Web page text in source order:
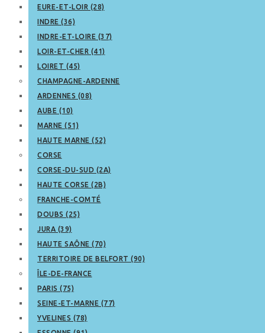
EURE-ET-LOIR (28)
INDRE (36)
INDRE-ET-LOIRE (37)
LOIR-ET-CHER (41)
LOIRET (45)
CHAMPAGNE-ARDENNE
ARDENNES (08)
AUBE (10)
MARNE (51)
HAUTE MARNE (52)
CORSE
CORSE-DU-SUD (2A)
HAUTE CORSE (2B)
FRANCHE-COMTÉ
DOUBS (25)
JURA (39)
HAUTE SAÔNE (70)
TERRITOIRE DE BELFORT (90)
ÎLE-DE-FRANCE
PARIS (75)
SEINE-ET-MARNE (77)
YVELINES (78)